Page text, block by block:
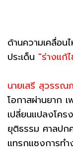
ด้านความเคลื่อ
ประเด็น "ร่างแก้
นายเสรี สุวรรณ
โอกาสผ่านยาก เ
เปลี่ยนแปลงโค
ยุติธรรม ศาลปก
แทรกแซงการท